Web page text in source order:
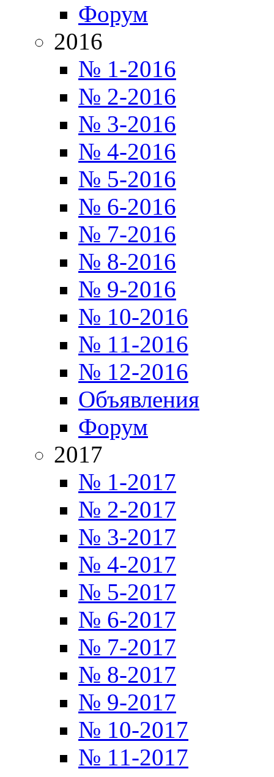
Форум
2016
№ 1-2016
№ 2-2016
№ 3-2016
№ 4-2016
№ 5-2016
№ 6-2016
№ 7-2016
№ 8-2016
№ 9-2016
№ 10-2016
№ 11-2016
№ 12-2016
Объявления
Форум
2017
№ 1-2017
№ 2-2017
№ 3-2017
№ 4-2017
№ 5-2017
№ 6-2017
№ 7-2017
№ 8-2017
№ 9-2017
№ 10-2017
№ 11-2017